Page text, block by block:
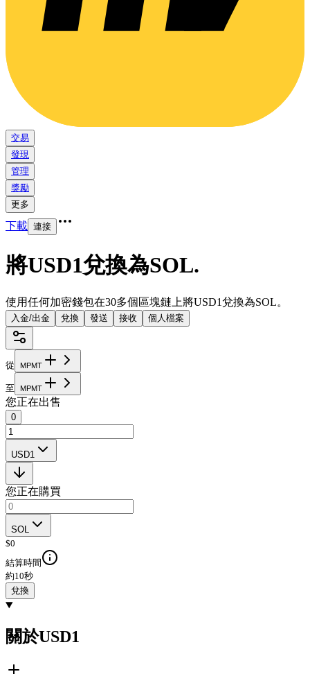
交易
發現
管理
獎勵
更多
下載 連接
將USD1兌換為SOL.
使用任何加密錢包在30多個區塊鏈上將USD1兌換為SOL。
入金/出金 兌換 發送 接收 個人檔案
從 MPMT
至 MPMT
您正在出售
0
USD1
您正在購買
SOL
$0
結算時間
約10秒
兌換
關於USD1